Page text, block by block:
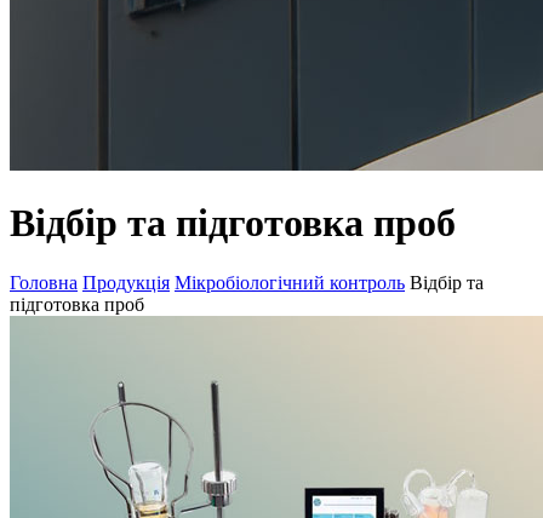
Відбір та підготовка проб
Головна Продукція Мікробіологічний контроль Відбір та
підготовка проб